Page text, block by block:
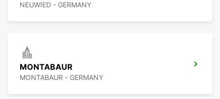
NEUWIED - GERMANY
MONTABAUR
MONTABAUR - GERMANY